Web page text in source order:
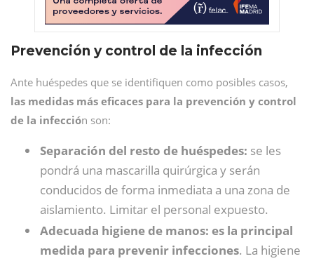
Prevención y control de la infección
Ante huéspedes que se identifiquen como posibles casos,
las medidas más eficaces para la prevención y control
de la infección son:
Separación del resto de huéspedes: se les
pondrá una mascarilla quirúrgica y serán
conducidos de forma inmediata a una zona de
aislamiento. Limitar el personal expuesto.
Adecuada higiene de manos: es la principal
medida para prevenir infecciones. La higiene